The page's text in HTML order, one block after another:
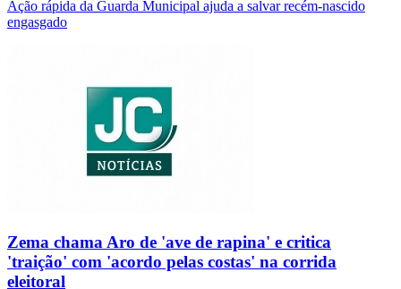
Ação rápida da Guarda Municipal ajuda a salvar recém-nascido
engasgado
Zema chama Aro de 'ave de rapina' e critica
'traição' com 'acordo pelas costas' na corrida
eleitoral